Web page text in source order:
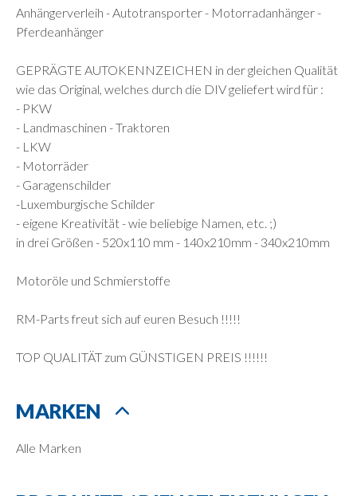
Anhängerverleih - Autotransporter - Motorradanhänger -
Pferdeanhänger
GEPRÄGTE AUTOKENNZEICHEN in der gleichen Qualität
wie das Original, welches durch die DIV geliefert wird für :
- PKW
- Landmaschinen - Traktoren
- LKW
- Motorräder
- Garagenschilder
-Luxemburgische Schilder
- eigene Kreativität - wie beliebige Namen, etc. ;)
in drei Größen - 520x110 mm - 140x210mm - 340x210mm
Motoröle und Schmierstoffe
RM-Parts freut sich auf euren Besuch !!!!!
TOP QUALITÄT zum GÜNSTIGEN PREIS !!!!!!
MARKEN
Alle Marken